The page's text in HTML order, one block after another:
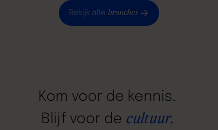
Bekijk alle branches
Kom voor de kennis.
Blijf voor de cultuur.